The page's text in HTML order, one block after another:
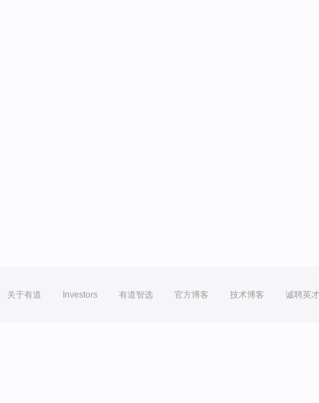
关于有道 Investors 有道智选 官方博客 技术博客 诚聘英才